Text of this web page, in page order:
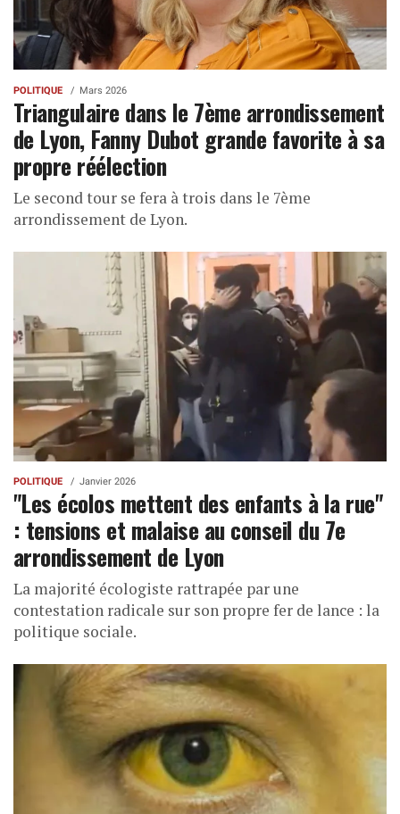
POLITIQUE Mars 2026
Triangulaire dans le 7ème arrondissement
de Lyon, Fanny Dubot grande favorite à sa
propre réélection
Le second tour se fera à trois dans le 7ème
arrondissement de Lyon.
POLITIQUE Janvier 2026
"Les écolos mettent des enfants à la rue"
: tensions et malaise au conseil du 7e
arrondissement de Lyon
La majorité écologiste rattrapée par une
contestation radicale sur son propre fer de lance : la
politique sociale.